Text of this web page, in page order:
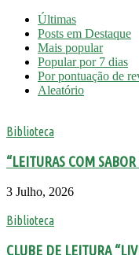
Últimas
Posts em Destaque
Mais popular
Popular por 7 dias
Por pontuação de
Aleatório
Biblioteca
“LEITURAS COM
3 Julho, 2026
Biblioteca
CLUBE DE LEITURA